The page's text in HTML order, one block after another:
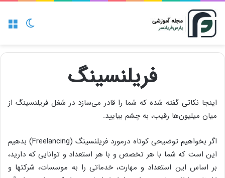
تغییر
فریلنسینگ
اینجا نکاتی گفته شده که شما را قادر می‌سازد در شغل فریلنسینگ از
میان میلیون‌ها رقیب، به‌ چشم بیایید.
اگر بخواهیم توضیحی کوتاه درمورد فریلنسینگ (Freelancing) بدهیم
این است که شما با هر تخصص و با هر استعداد و توانایی که دارید،
بر اساس این استعداد و مهارت، خدماتی را به موسسات، شرکتها و